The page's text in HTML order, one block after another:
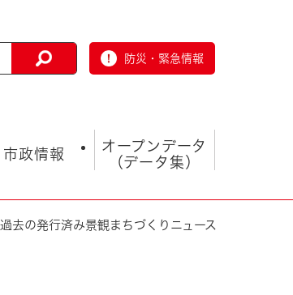
防災・緊急情報
・協働
市政情報
オープンデータ
（データ集）
過去の発行済み景観まちづくりニュース